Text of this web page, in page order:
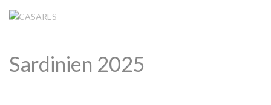
Sardinien 2025